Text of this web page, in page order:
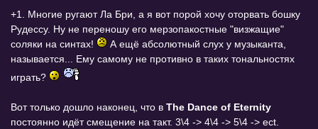
+1. Многие ругают Ла Бри, а я вот порой хочу оторвать бошку
Рудессу. Ну не переношу его мерзопакостные "визжащие"
соляки на синтах!
А ещё абсолютный слух у музыканта,
называется... Ему самому не противно в таких тональностях
играть?
Вот только дошло наконец, что в The Dance of Eternity
постоянно идёт смещение на такт. 3\4 -> 4\4 -> 5\4 -> ect.